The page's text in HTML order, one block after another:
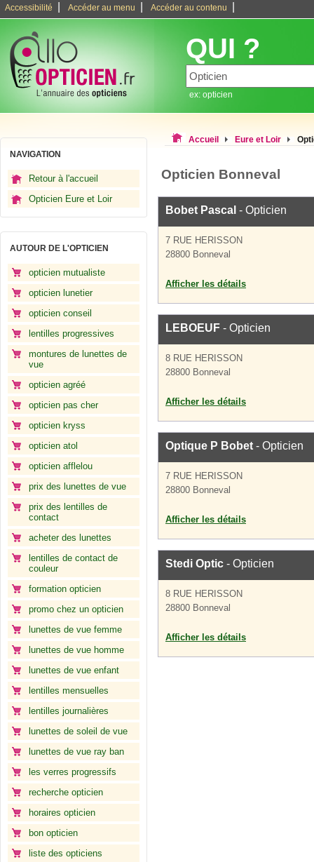
Accessibilité Accéder au menu Accéder au contenu
QUI ?
ex: opticien
NAVIGATION
Retour à l'accueil
Opticien Eure et Loir
AUTOUR DE L'OPTICIEN
opticien mutualiste
opticien lunetier
opticien conseil
lentilles progressives
montures de lunettes de
vue
opticien agréé
opticien pas cher
opticien kryss
opticien atol
opticien afflelou
prix des lunettes de vue
prix des lentilles de
contact
acheter des lunettes
lentilles de contact de
couleur
formation opticien
promo chez un opticien
lunettes de vue femme
lunettes de vue homme
lunettes de vue enfant
lentilles mensuelles
lentilles journalières
lunettes de soleil de vue
lunettes de vue ray ban
les verres progressifs
recherche opticien
horaires opticien
bon opticien
liste des opticiens
Accueil Eure et Loir
Opticien Bonneval
Bobet Pascal - Opticien
7 RUE HERISSON
28800 Bonneval
Afficher les détails
LEBOEUF - Opticien
8 RUE HERISSON
28800 Bonneval
Afficher les détails
Optique P Bobet - Opticien
7 RUE HERISSON
28800 Bonneval
Afficher les détails
Stedi Optic - Opticien
8 RUE HERISSON
28800 Bonneval
Afficher les détails